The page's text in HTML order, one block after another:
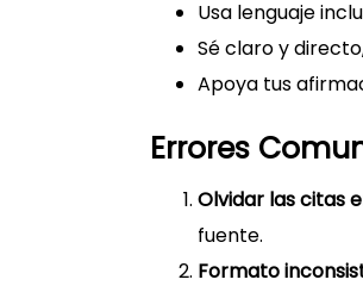
Usa lenguaje
Sé claro y
Apoya tus
Errores
Olvidar las citas
fuente.
Formato